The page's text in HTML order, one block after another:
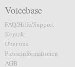
Voicebase
FAQ/Hilfe/Support
Kontakt
Über uns
Presseinformationen
AGB